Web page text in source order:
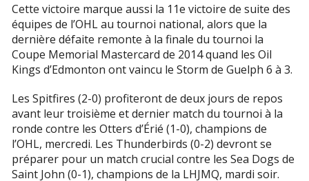
Cette victoire marque aussi la 11e victoire de suite des
équipes de l’OHL au tournoi national, alors que la
dernière défaite remonte à la finale du tournoi la
Coupe Memorial Mastercard de 2014 quand les Oil
Kings d’Edmonton ont vaincu le Storm de Guelph 6 à 3.
Les Spitfires (2-0) profiteront de deux jours de repos
avant leur troisième et dernier match du tournoi à la
ronde contre les Otters d’Érié (1-0), champions de
l’OHL, mercredi. Les Thunderbirds (0-2) devront se
préparer pour un match crucial contre les Sea Dogs de
Saint John (0-1), champions de la LHJMQ, mardi soir.